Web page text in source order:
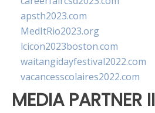
apsth2023.com
MedItRio2023.org
lcicon2023boston.com
waitangidayfestival2022.com
vacancesscolaires2022.com
MEDIA PARTNER II